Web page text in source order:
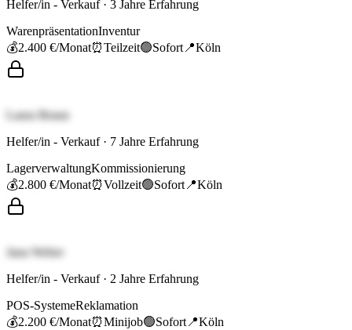
Helfer/in - Verkauf· 3 Jahre Erfahrung
WarenpräsentationInventur
💰2.400 €/Monat⏰Teilzeit🟢Sofort 📍Köln
Laura Braun
Helfer/in - Verkauf· 7 Jahre Erfahrung
LagerverwaltungKommissionierung
💰2.800 €/Monat⏰Vollzeit🟢Sofort 📍Köln
Jana Weber
Helfer/in - Verkauf· 2 Jahre Erfahrung
POS-SystemeReklamation
💰2.200 €/Monat⏰Minijob🟢Sofort 📍Köln